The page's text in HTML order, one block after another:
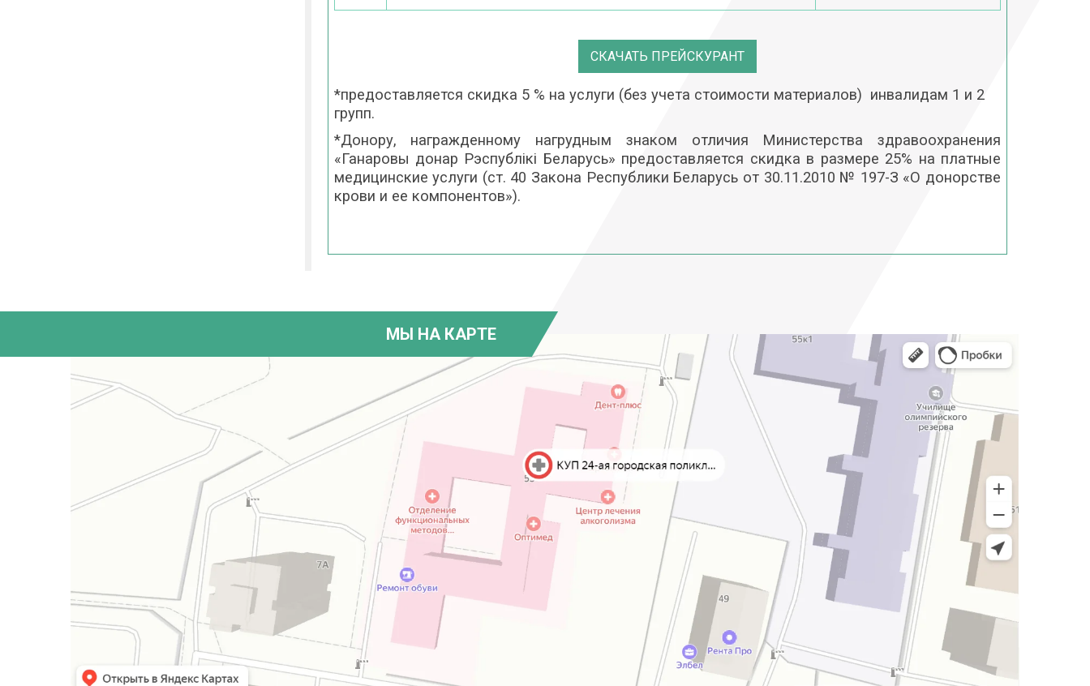
СКАЧАТЬ ПРЕЙСКУРАНТ
*предоставляется скидка 5 % на услуги (без учета стоимости материалов) инвалидам 1 и 2
групп.
*Донору, награжденному нагрудным знаком отличия Министерства здравоохранения
«Ганаровы донар Рэспублiкi Беларусь» предоставляется скидка в размере 25% на платные
медицинские услуги (ст. 40 Закона Республики Беларусь от 30.11.2010 № 197-З «О донорстве
крови и ее компонентов»).
МЫ НА КАРТЕ